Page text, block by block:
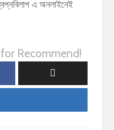
এ অনলাইনেই
Recommend!